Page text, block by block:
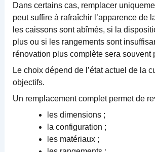
Dans certains cas, remplacer
peut suffire à rafraîchir l’apparence de
les caissons sont abîmés, si la
plus ou si les rangements sont
rénovation plus complète sera souvent
Le choix dépend de l’état actuel de la
objectifs.
Un remplacement complet permet de
les dimensions ;
la configuration ;
les matériaux ;